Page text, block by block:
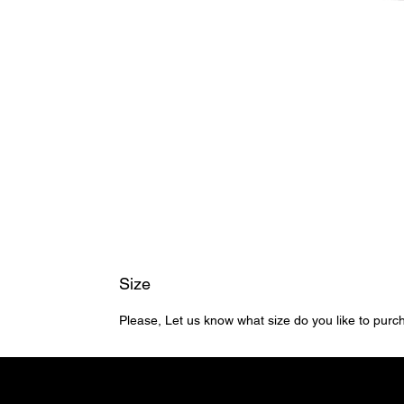
Size
Please, Let us know what size do you like to